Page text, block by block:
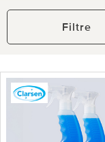
Filtre